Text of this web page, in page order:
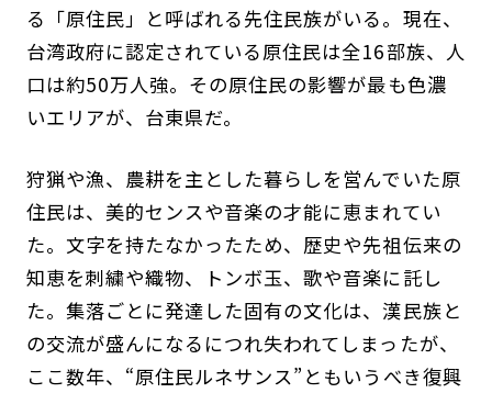
る「原住民」と呼ばれる先住民族がいる。現在、
台湾政府に認定されている原住民は全16部族、人
口は約50万人強。その原住民の影響が最も色濃
いエリアが、台東県だ。
狩猟や漁、農耕を主とした暮らしを営んでいた原
住民は、美的センスや音楽の才能に恵まれてい
た。文字を持たなかったため、歴史や先祖伝来の
知恵を刺繍や織物、トンボ玉、歌や音楽に託し
た。集落ごとに発達した固有の文化は、漢民族と
の交流が盛んになるにつれ失われてしまったが、
ここ数年、“原住民ルネサンス”ともいうべき復興